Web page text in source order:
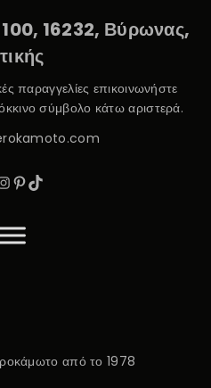
16232, Βύρωνας,
παραγγελίες επικοινωνήστε
σύμβολο κάτω αριστερά.
από το 1978